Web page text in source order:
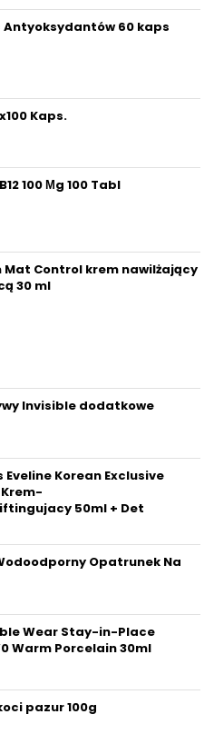
Antyoksydantów 60 kaps
Kaps.
100 Μg 100 Tabl
Mat Control krem nawilżający
30 ml
Invisible dodatkowe
Korean Exclusive
50ml + Det
Opatrunek Na
Wear Stay-in-Place
Warm Porcelain 30ml
pazur 100g